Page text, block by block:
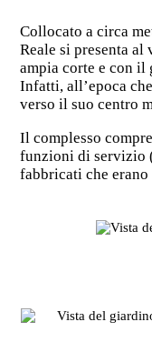
Collocato a circa
Reale si presenta al
ampia corte e con
Infatti, all’epoca
verso il suo centro
Il complesso
funzioni di servizio
fabbricati che